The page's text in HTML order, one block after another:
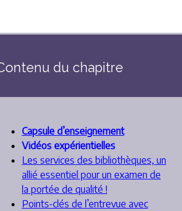
du chapitre
Capsule d’enseignement
Vidéos expérientielles
Les services des bibliothèques, un
allié essentiel pour un examen de
la portée de qualité !
Points-clés de l’entrevue avec